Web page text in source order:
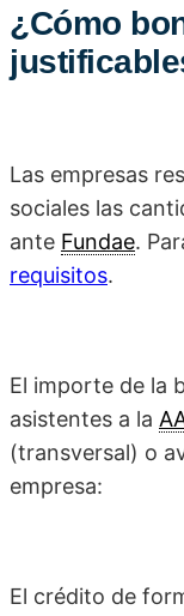
¿Cómo
Las empresas
sociales las
ante Fundae.
requisitos.
El importe de la
asistentes a la
(transversal) o
empresa:
El crédito de